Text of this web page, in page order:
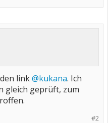
link@kukana. Ich
gleich geprüft, zum
#2